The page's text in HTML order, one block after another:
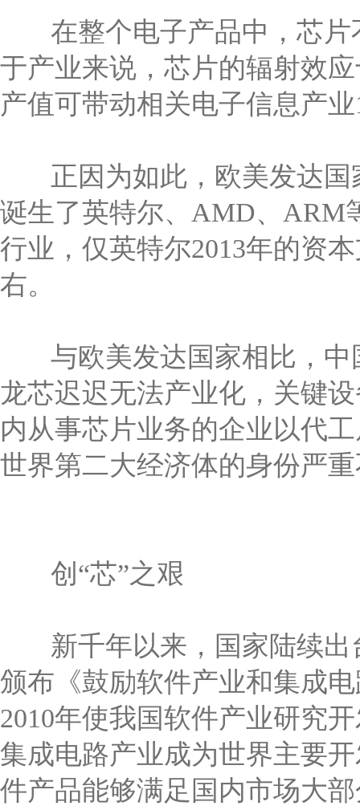
在整个电子产品中，芯片
于产业来说，芯片的辐射效
产值可带动相关电子信息产
正因为如此，欧美发达国
诞生了英特尔、AMD、ARM
行业，仅英特尔2013年的资
右。
与欧美发达国家相比，中
龙芯迟迟无法产业化，关键
内从事芯片业务的企业以代
世界第二大经济体的身份严
创“芯”之艰
新千年以来，国家陆续出
颁布《鼓励软件产业和集成
2010年使我国软件产业研究
集成电路产业成为世界主要
件产品能够满足国内市场大